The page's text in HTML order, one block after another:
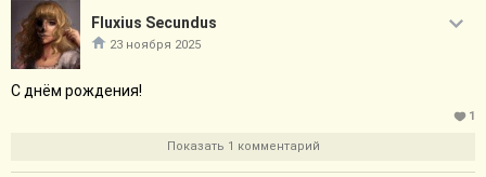
Fluxius Secundus
23 ноября 2025
С днём рождения!
1
Показать 1 комментарий